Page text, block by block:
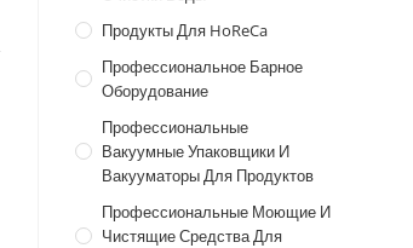
Продукты Для HoReCa
Профессиональное Барное
Оборудование
Профессиональные
Вакуумные Упаковщики И
Вакууматоры Для Продуктов
Профессиональные Моющие И
Чистящие Средства Для